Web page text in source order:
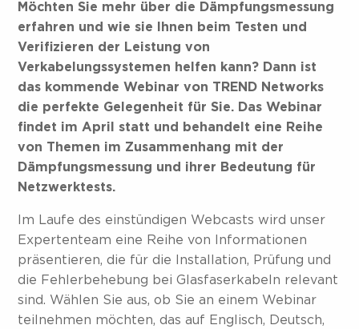
Möchten Sie mehr über die Dämpfungsmessung
erfahren und wie sie Ihnen beim Testen und
Verifizieren der Leistung von
Verkabelungssystemen helfen kann? Dann ist
das kommende Webinar von TREND Networks
die perfekte Gelegenheit für Sie. Das Webinar
findet im April statt und behandelt eine Reihe
von Themen im Zusammenhang mit der
Dämpfungsmessung und ihrer Bedeutung für
Netzwerktests.
Im Laufe des einstündigen Webcasts wird unser
Expertenteam eine Reihe von Informationen
präsentieren, die für die Installation, Prüfung und
die Fehlerbehebung bei Glasfaserkabeln relevant
sind. Wählen Sie aus, ob Sie an einem Webinar
teilnehmen möchten, das auf Englisch, Deutsch,